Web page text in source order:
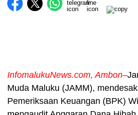
InfomalukuNews.com, Ambon–
Muda Maluku (JAMM),
Pemeriksaan Keuangan (BPK)